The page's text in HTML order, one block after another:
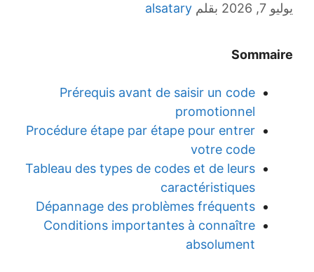
بقلمalsatary
Prérequis avant de saisir un code
promotionnel
Procédure étape par étape pour entrer
votre code
Tableau des types de codes et de leurs
caractéristiques
Dépannage des problèmes fréquents
Conditions importantes à connaître
absolument